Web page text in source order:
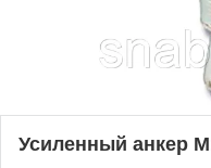
Усиленный анкер